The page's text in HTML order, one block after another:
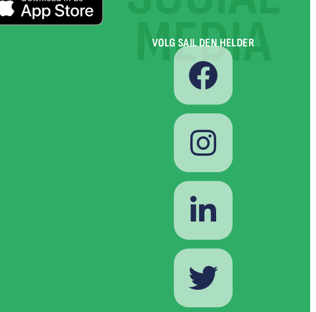
MEDIA
VOLG SAIL DEN HELDER